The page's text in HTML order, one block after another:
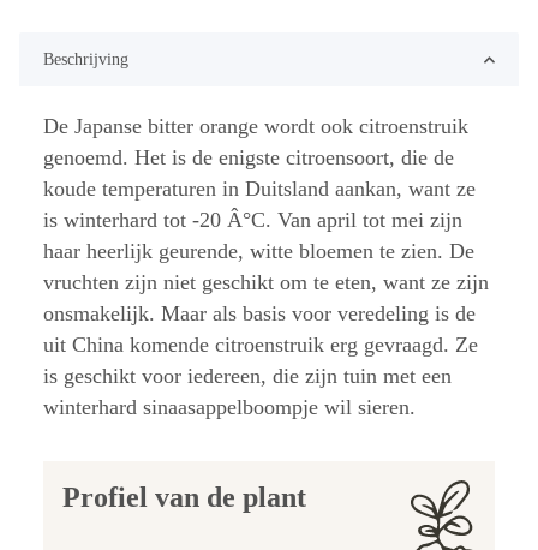
Beschrijving
De Japanse bitter orange wordt ook citroenstruik
genoemd. Het is de enigste citroensoort, die de
koude temperaturen in Duitsland aankan, want ze
is winterhard tot -20 Â°C. Van april tot mei zijn
haar heerlijk geurende, witte bloemen te zien. De
vruchten zijn niet geschikt om te eten, want ze zijn
onsmakelijk. Maar als basis voor veredeling is de
uit China komende citroenstruik erg gevraagd. Ze
is geschikt voor iedereen, die zijn tuin met een
winterhard sinaasappelboompje wil sieren.
Profiel van de plant